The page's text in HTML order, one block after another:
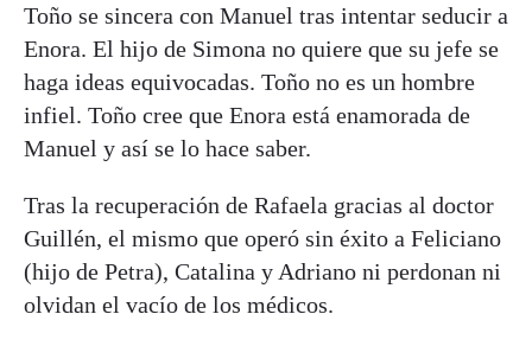
Toño se sincera con Manuel tras intentar seducir a
Enora. El hijo de Simona no quiere que su jefe se
haga ideas equivocadas. Toño no es un hombre
infiel. Toño cree que Enora está enamorada de
Manuel y así se lo hace saber.
Tras la recuperación de Rafaela gracias al doctor
Guillén, el mismo que operó sin éxito a Feliciano
(hijo de Petra), Catalina y Adriano ni perdonan ni
olvidan el vacío de los médicos.